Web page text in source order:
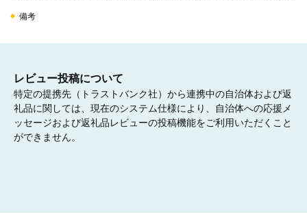
備考
レビュー投稿について
特定の提携先（トラストバンク社）から連携中の自治体および返
礼品に関しては、現在のシステム仕様により、自治体への応援メ
ッセージおよび返礼品レビューの投稿機能をご利用いただくこと
ができません。